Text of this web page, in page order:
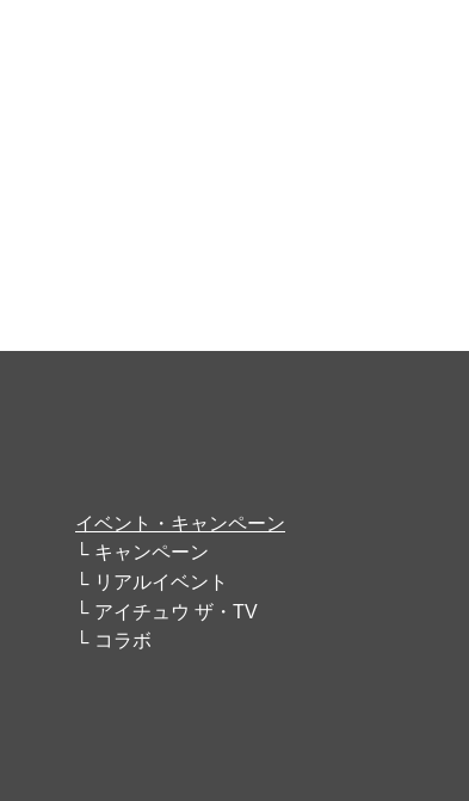
イベント・キャンペーン
キャンペーン
リアルイベント
アイチュウ ザ・TV
コラボ